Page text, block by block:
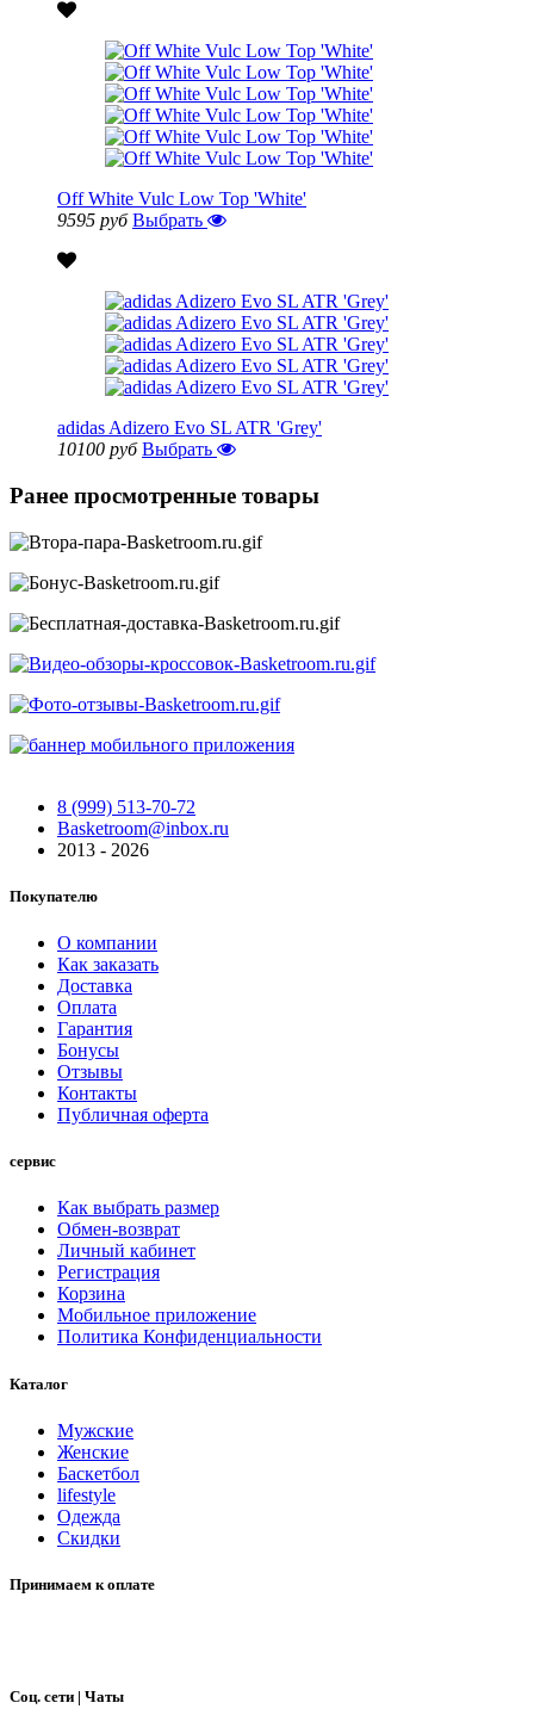
Off White Vulc Low Top 'White'
9595 руб Выбрать
adidas Adizero Evo SL ATR 'Grey'
10100 руб Выбрать
Ранее просмотренные товары
8 (999) 513-70-72
Basketroom@inbox.ru
2013 - 2026
Покупателю
О компании
Как заказать
Доставка
Оплата
Гарантия
Бонусы
Отзывы
Контакты
Публичная оферта
сервис
Как выбрать размер
Обмен-возврат
Личный кабинет
Регистрация
Корзина
Мобильное приложение
Политика Конфиденциальности
Каталог
Мужские
Женские
Баскетбол
lifestyle
Одежда
Скидки
Принимаем к оплате
Соц. сети | Чаты